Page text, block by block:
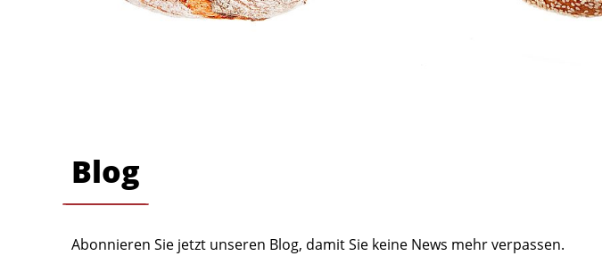
Blog
Abonnieren Sie jetzt unseren Blog, damit Sie keine News mehr verpassen.